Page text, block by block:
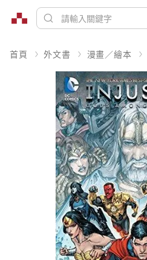
首頁 外文書 漫畫／繪本